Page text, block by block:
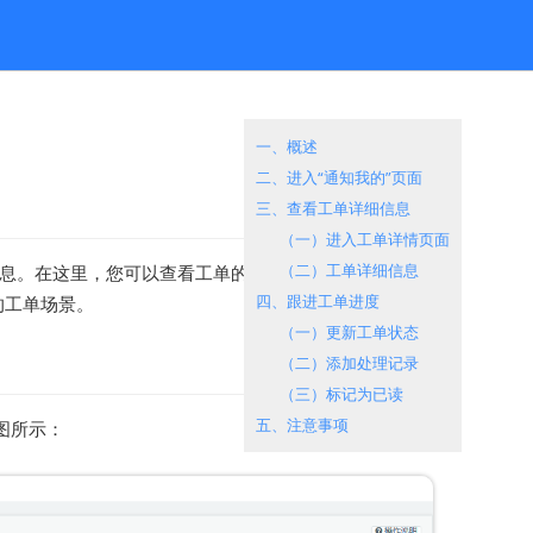
。在这里，您可以查看工单的详细信息以及跟进进
单场景。
所示：
一、概述
二、进入“通知我的”页面
三、查看工单详细信息
（一）进入工单详情页面
（二）工单详细信息
四、跟进工单进度
（一）更新工单状态
（二）添加处理记录
（三）标记为已读
五、注意事项